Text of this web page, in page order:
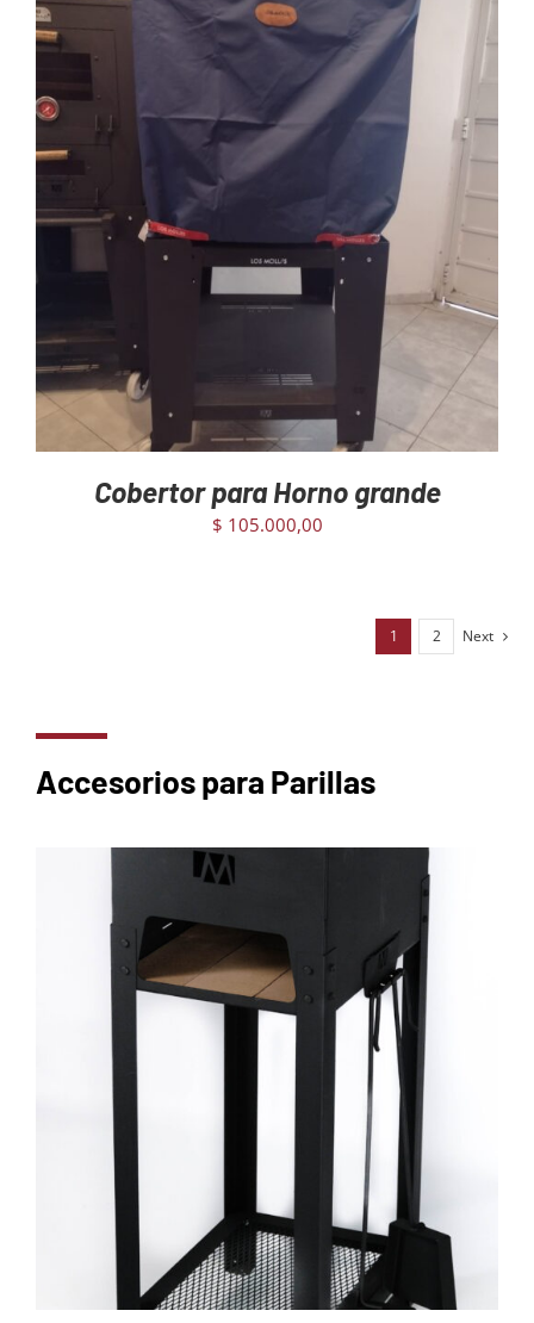
AGREGAR AL CARRITO DETAILS
Cobertor para Horno grande
$ 105.000,00
1 2 Next
Accesorios para Parillas
DETAILS